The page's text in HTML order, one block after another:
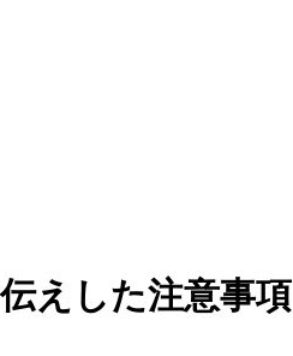
えした注意事項